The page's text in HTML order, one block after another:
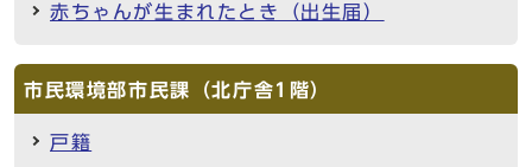
赤ちゃんが生まれたとき（出生届）
市民環境部市民課（北庁舎1階）
戸籍